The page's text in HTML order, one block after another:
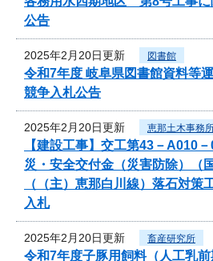
公告
2025年2月20日更新 図書館
令和7年度 岐阜県図書館資料等
競争入札公告
2025年2月20日更新 恵那土木事務
【建設工事】交工第43－A010
災・安全交付金（災害防除）（
（（主）恵那白川線）落石対策
入札
2025年2月20日更新 畜産研究所
令和7年度子豚用飼料（人工乳